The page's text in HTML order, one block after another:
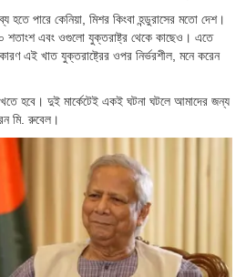
পারে কেনিয়া, মিশর কিংবা হন্ডুরাসের মতো দেশ।
শতাংশ এবং ওগুলো যুক্তরাষ্ট্র থেকে কাছেও। এতে
এই খাত যুক্তরাষ্ট্রের ওপর নির্ভরশীল, মনে করেন
হবে। দুই মার্কেটেই একই ঘটনা ঘটলে আমাদের জন্য
মি. রুবেল।